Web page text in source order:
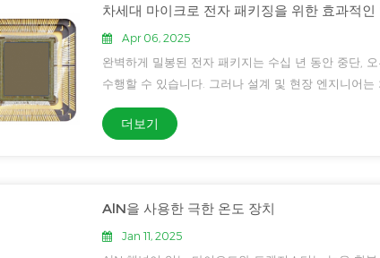
차세대 마이크로 전자 패키징을 위한 효과적인
Apr 06, 2025
완벽하게 밀봉된 전자 패키지는 수십 년 동안 중단,
수행할 수 있습니다. 그러나 설계 및 현장 엔지니어
적합한 재료와 밀봉제를 적용하고, 올바른 도구, 장
달성할...
더보기
AlN을 사용한 극한 온도 장치
Jan 11, 2025